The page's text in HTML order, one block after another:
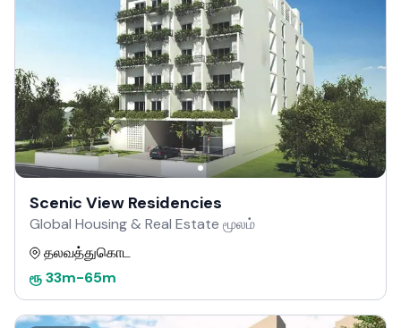
Scenic View Residencies
Global Housing & Real Estate மூலம்
தலவத்துகொட
ரூ33m-65m